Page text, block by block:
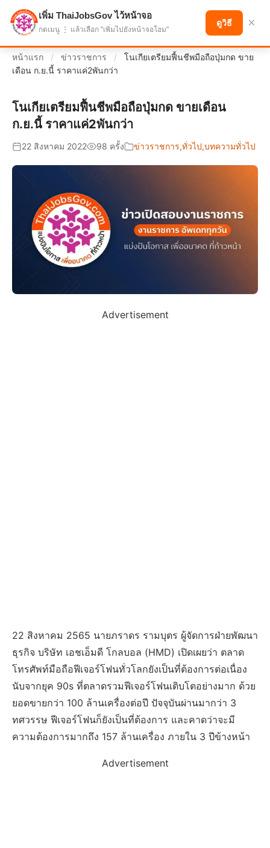
แบ่งปันโอกาส เพื่ออนาคตที่ก้าวหน้า
หน้าแรก / ข่าวราชการ /
โนเกียเตรียมฟื้นชีพมือถือปุ่มกด ขาย
เดือน ก.ย.นี้ ราคาแค่2พันกว่า
โนเกียเตรียมฟื้นชีพมือถือปุ่มกด ขายเดือน
ก.ย.นี้ ราคาแค่2พันกว่า
22 สิงหาคม 2022 98 ครั้ง ข่าวราชการ,ทั่วไป,บทความทั่วไป
Advertisement
22 สิงหาคม 2565 นายภราดร รามบุตร ผู้จัดการฝ่ายพัฒนา
ธุรกิจ บริษัท เอชเอ็มดี โกลบอล (HMD) เปิดเผยว่า ตลาด
โทรศัพท์มือถือฟีเจอร์โฟนทั่วโลกยังเป็นที่ต้องการต่อเนื่อง
นับจากยุค 90s ที่ตลาดรวมฟีเจอร์โฟนเติบโตอย่างมาก ด้วย
ยอดขายกว่า 100 ล้านเครื่องต่อปี ปัจจุบันผ่านมากว่า 3
ทศวรรษ ฟีเจอร์โฟนก็ยังเป็นที่ต้องการ และคาดว่าจะมี
ความต้องการมากถึง 157 ล้านเครื่อง ภายใน 3 ปีข้างหน้า
Advertisement
เพิ่ม ThaiJobsGov ไว้หน้าจอ
กดเมนู ⋮ แล้วเลือก "เพิ่มไปยังหน้าจอโฮม"
ดูวิธี ×